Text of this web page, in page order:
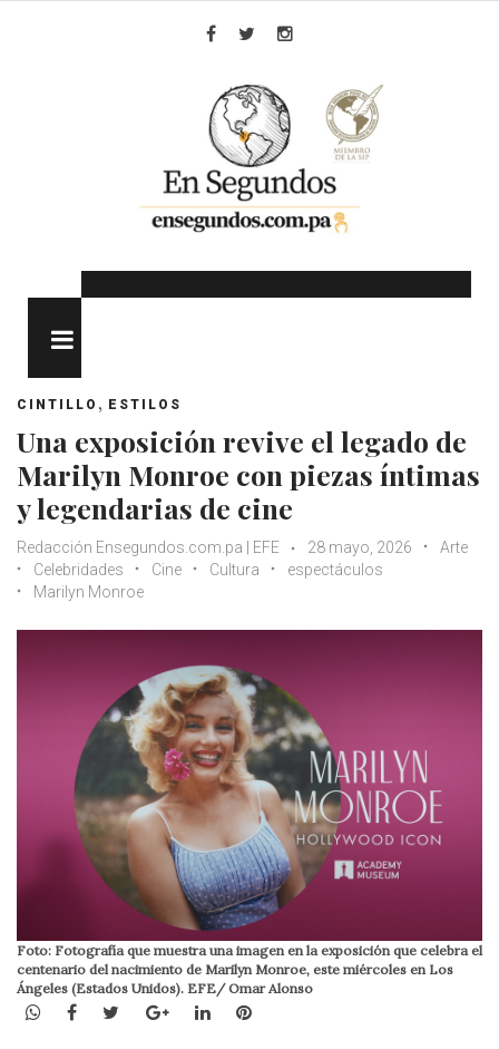
CINTILLO , ESTILOS
Una exposición revive el legado de
Marilyn Monroe con piezas íntimas
y legendarias de cine
Redacción Ensegundos.com.pa | EFE 28 mayo, 2026
Arte
Celebridades
Cine Cultura
espectáculos
Marilyn Monroe
Foto: Fotografía que muestra una imagen en la exposición que celebra el
centenario del nacimiento de Marilyn Monroe, este miércoles en Los
Ángeles (Estados Unidos). EFE/ Omar Alonso
WhatsApp
Facebook
TwitterGoogle+LinkedInPinterest